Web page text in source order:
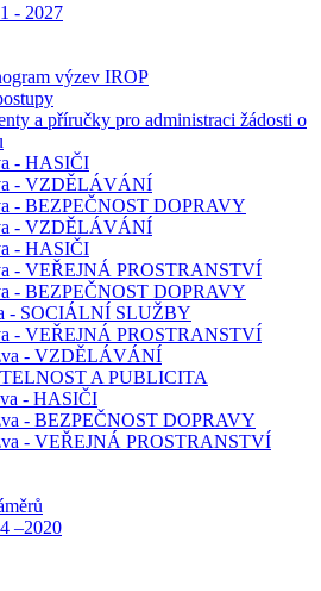
- 2027
výzev IROP
a příručky pro administraci žádosti o
- HASIČI
- VZDĚLÁVÁNÍ
- BEZPEČNOST DOPRAVY
- VZDĚLÁVÁNÍ
- HASIČI
- VEŘEJNÁ PROSTRANSTVÍ
- BEZPEČNOST DOPRAVY
- SOCIÁLNÍ SLUŽBY
- VEŘEJNÁ PROSTRANSTVÍ
- VZDĚLÁVÁNÍ
A PUBLICITA
- HASIČI
- BEZPEČNOST DOPRAVY
- VEŘEJNÁ PROSTRANSTVÍ
–2020